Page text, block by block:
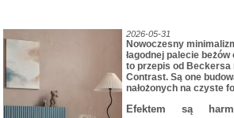
2026-05-31
Nowoczesny
łagodnej palecie
to przepis od Beckersa
Contrast. Są one
nałożonych na czyste
Efektem są